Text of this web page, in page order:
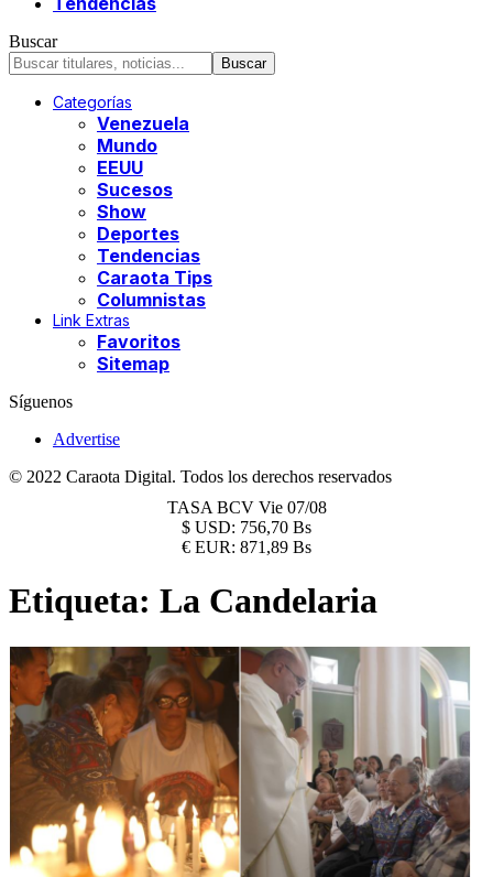
Buscar
Categorías
Venezuela
Mundo
EEUU
Sucesos
Show
Deportes
Tendencias
Caraota Tips
Columnistas
Link Extras
Favoritos
Sitemap
Síguenos
Advertise
© 2022 Caraota Digital. Todos los derechos reservados
TASA BCV Vie 07/08
$ USD: 756,70 Bs
€ EUR: 871,89 Bs
Etiqueta: La Candelaria